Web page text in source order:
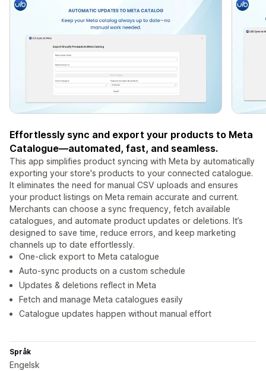
Effortlessly sync and export your products to Meta
Catalogue—automated, fast, and seamless.
This app simplifies product syncing with Meta by automatically
exporting your store's products to your connected catalogue.
It eliminates the need for manual CSV uploads and ensures
your product listings on Meta remain accurate and current.
Merchants can choose a sync frequency, fetch available
catalogues, and automate product updates or deletions. It’s
designed to save time, reduce errors, and keep marketing
channels up to date effortlessly.
One-click export to Meta catalogue
Auto-sync products on a custom schedule
Updates & deletions reflect in Meta
Fetch and manage Meta catalogues easily
Catalogue updates happen without manual effort
Språk
Engelsk